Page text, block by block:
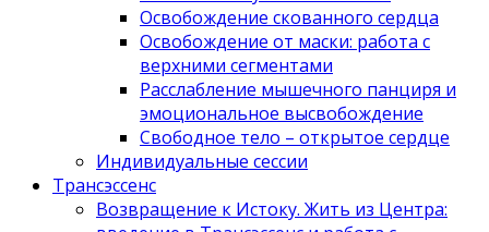
Освобождение скованного сердца
Освобождение от маски: работа с
верхними сегментами
Расслабление мышечного панциря и
эмоциональное высвобождение
Свободное тело – открытое сердце
Индивидуальные сессии
Трансэссенс
Возвращение к Истоку. Жить из Центра: